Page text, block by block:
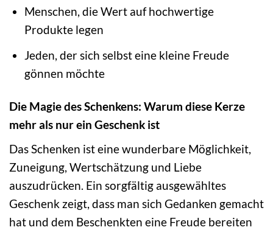
Menschen, die Wert auf hochwertige
Produkte legen
Jeden, der sich selbst eine kleine Freude
gönnen möchte
Die Magie des Schenkens: Warum diese Kerze
mehr als nur ein Geschenk ist
Das Schenken ist eine wunderbare Möglichkeit,
Zuneigung, Wertschätzung und Liebe
auszudrücken. Ein sorgfältig ausgewähltes
Geschenk zeigt, dass man sich Gedanken gemacht
hat und dem Beschenkten eine Freude bereiten